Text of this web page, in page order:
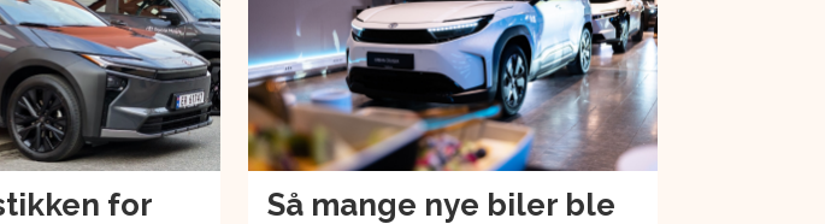
for
Så mange nye biler ble